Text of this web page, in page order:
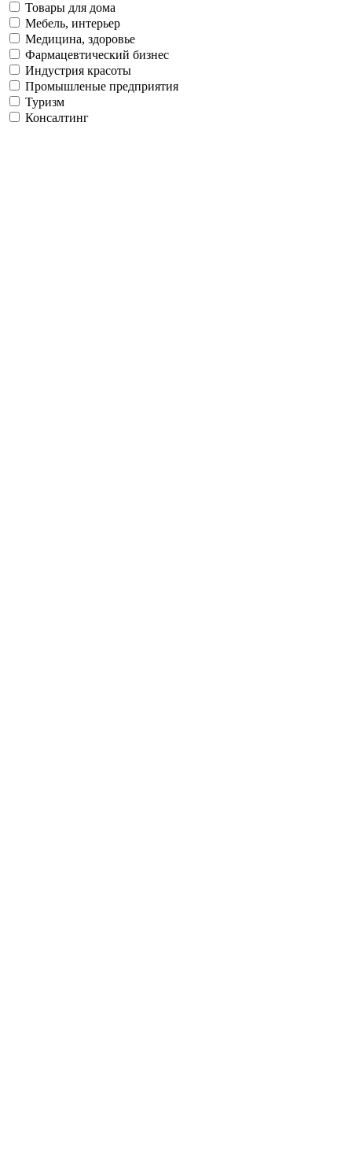
Товары для дома
Мебель, интерьер
Медицина, здоровье
Фармацевтический бизнес
Индустрия красоты
Промышленые предприятия
Туризм
Консалтинг